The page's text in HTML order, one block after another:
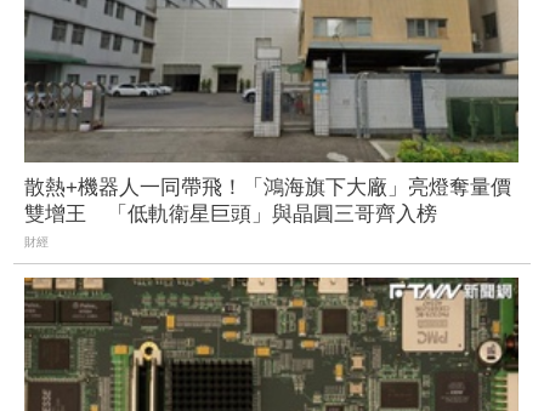
散熱+機器人一同帶飛！「鴻海旗下大廠」亮燈奪量價
雙增王 「低軌衛星巨頭」與晶圓三哥齊入榜
財經